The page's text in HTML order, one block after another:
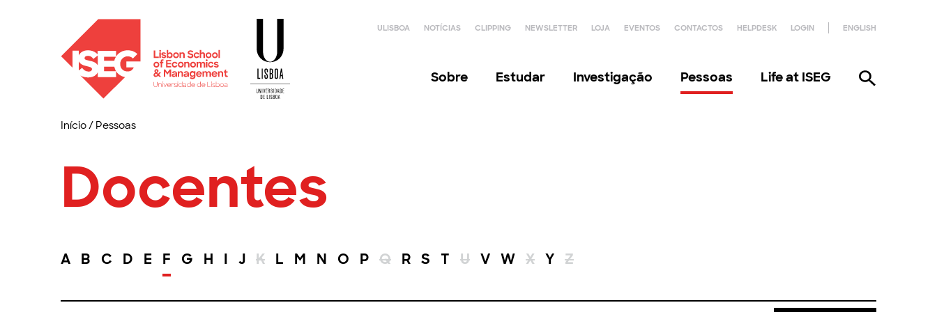
ULISBOA NOTÍCIAS CLIPPING NEWSLETTER LOJA EVENTOS CONTACTOS HELPDESK LOGIN ENGLISH
Sobre Estudar Investigação Pessoas Life at ISEG
Início/ Pessoas
Docentes
A B C D E F G H I J K L M N O P Q R S T U V W X Y Z